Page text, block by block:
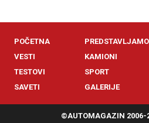
POČETNA
VESTI
TESTOVI
SAVETI
PREDSTAVLJAMO
KAMIONI
SPORT
GALERIJE
©AUTOMAGAZIN 2006-